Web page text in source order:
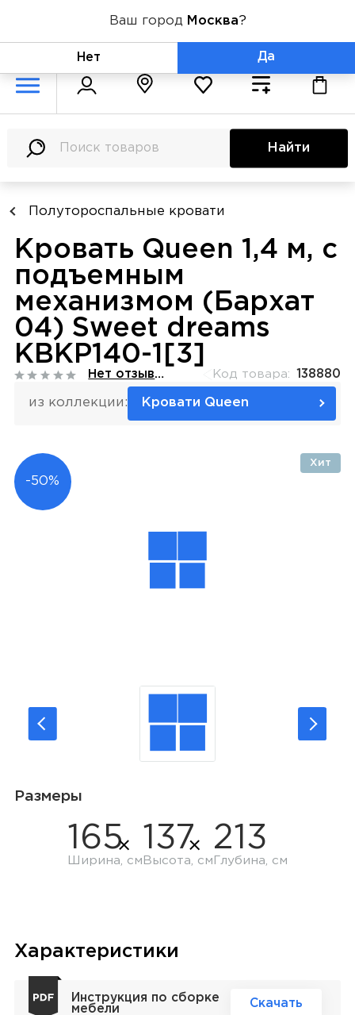
+7 (800) 775-71-06
Найти
Полутороспальные кровати
Кровать Queen 1,4 м, с
подъемным
механизмом (Бархат
04) Sweet dreams
КВКР140-1[3]
Код товара: 138880
Нет отзывов
из коллекции: Кровати Queen
-50%
Хит
Размеры
165
Ширина, см
137
Высота, см
213
Глубина, см
Характеристики
Инструкция по сборке
мебели
Скачать
Ваш город Москва?
Нет Да